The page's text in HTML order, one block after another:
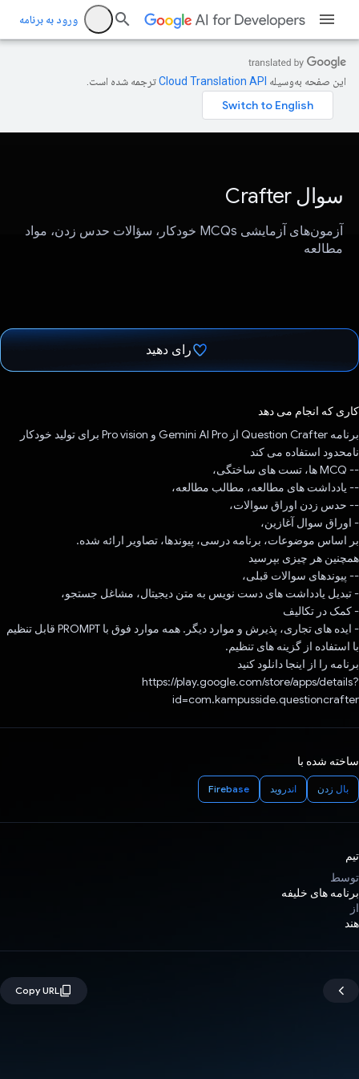
ورود به برنامه
این صفحه به‌وسیله ترجمه شده است.
سوال Crafter
آزمون‌های آزمایشی MCQs خودکار، سؤالات حدس زدن، مواد
مطالعه
رای دهید
کاری که انجام می دهد
برنامه Question Crafter از Gemini AI Pro و Pro vision برای تولید خودکار
نامحدود استفاده می کند
-- MCQ ها، تست های ساختگی،
-- یادداشت های مطالعه، مطالب مطالعه،
-- حدس زدن اوراق سوالات،
- اوراق سوال آغازین،
بر اساس موضوعات، برنامه درسی، پیوندها، تصاویر ارائه شده.
همچنین هر چیزی بپرسید
-- پیوندهای سوالات قبلی،
- تبدیل یادداشت های دست نویس به متن دیجیتال، مشاغل جستجو،
- کمک در تکالیف
- ایده های تجاری، پذیرش و موارد دیگر. همه موارد فوق با PROMPT قابل تنظیم
با استفاده از گزینه های تنظیم.
برنامه را از اینجا دانلود کنید
https://play.google.com/store/apps/details?
id=com.kampusside.questioncrafter
ساخته شده با
بال زدن اندروید Firebase
تیم
توسط
برنامه های خلیفه
از
هند